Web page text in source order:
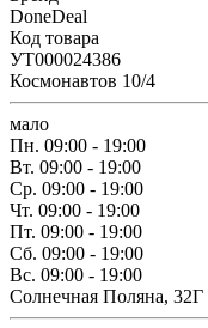
DoneDeal
Код товара
УТ000024386
Космонавтов 10/4
мало
Пн. 09:00 - 19:00
Вт. 09:00 - 19:00
Ср. 09:00 - 19:00
Чт. 09:00 - 19:00
Пт. 09:00 - 19:00
Сб. 09:00 - 19:00
Вс. 09:00 - 19:00
Солнечная Поляна, 32Г